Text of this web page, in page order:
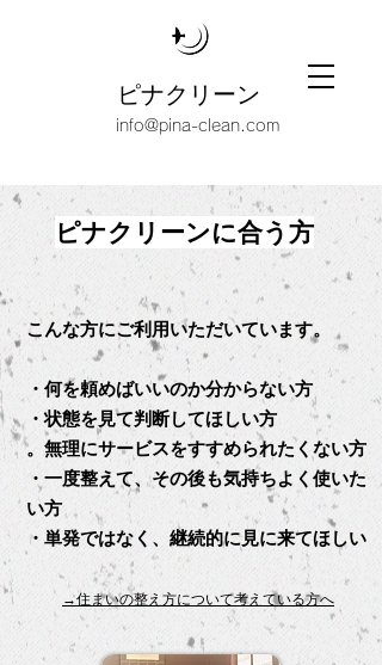
ピナクリーン
info@pina-clean.com
ピナクリーンに合う方
こんな方にご利用いただいています。
・何を頼めばいいのか分からない方
・状態を見て判断してほしい方
。無理にサービスをすすめられたくない方
・一度整えて、その後も気持ちよく使いた
い方
​・単発ではなく、継続的に見に来てほしい
​ →住まいの整え方について考えている方へ